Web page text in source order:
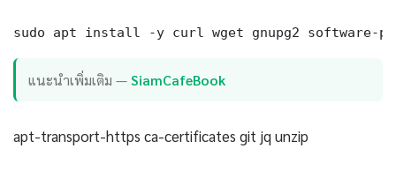
sudo apt install -y curl wget gnupg2 software-
แนะนำเพิ่มเติม —SiamCafeBook
apt-transport-https ca-certificates git jq unzip